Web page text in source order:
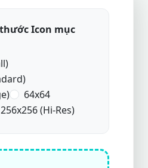
Icon mục
64x64
256x256 (Hi-Res)